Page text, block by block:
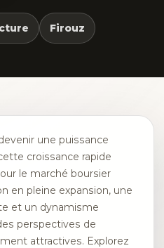
Firouz
une puissance
croissance rapide
le marché boursier
en pleine expansion, une
et un dynamisme
perspectives de
attractives. Explorez